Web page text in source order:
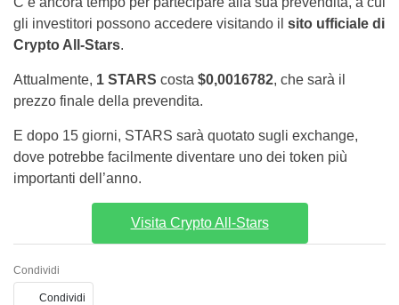
gli investitori possono accedere visitando il sito ufficiale di
Crypto All-Stars.
Attualmente, 1 STARS costa $0,0016782, che sarà il
prezzo finale della prevendita.
E dopo 15 giorni, STARS sarà quotato sugli exchange,
dove potrebbe facilmente diventare uno dei token più
importanti dell’anno.
Visita Crypto All-Stars
Condividi
Condividi